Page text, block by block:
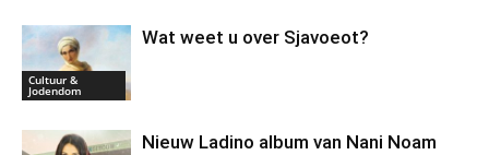
Cultuur &
Jodendom
Wat weet u over Sjavoeot?
Nieuw Ladino album van Nani Noam